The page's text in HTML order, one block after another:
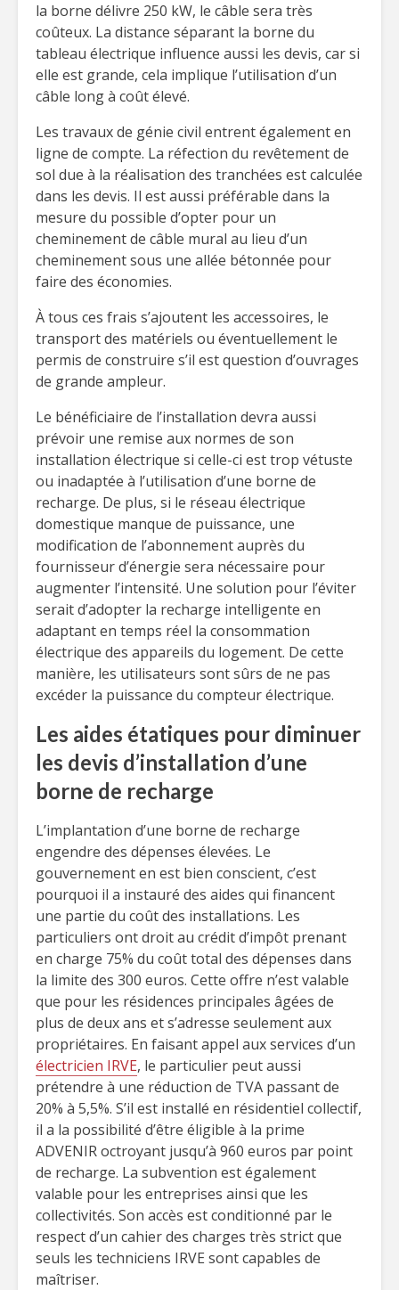
la borne délivre 250 kW, le câble sera très
coûteux. La distance séparant la borne du
tableau électrique influence aussi les devis, car si
elle est grande, cela implique l’utilisation d’un
câble long à coût élevé.
Les travaux de génie civil entrent également en
ligne de compte. La réfection du revêtement de
sol due à la réalisation des tranchées est calculée
dans les devis. Il est aussi préférable dans la
mesure du possible d’opter pour un
cheminement de câble mural au lieu d’un
cheminement sous une allée bétonnée pour
faire des économies.
À tous ces frais s’ajoutent les accessoires, le
transport des matériels ou éventuellement le
permis de construire s’il est question d’ouvrages
de grande ampleur.
Le bénéficiaire de l’installation devra aussi
prévoir une remise aux normes de son
installation électrique si celle-ci est trop vétuste
ou inadaptée à l’utilisation d’une borne de
recharge. De plus, si le réseau électrique
domestique manque de puissance, une
modification de l’abonnement auprès du
fournisseur d’énergie sera nécessaire pour
augmenter l’intensité. Une solution pour l’éviter
serait d’adopter la recharge intelligente en
adaptant en temps réel la consommation
électrique des appareils du logement. De cette
manière, les utilisateurs sont sûrs de ne pas
excéder la puissance du compteur électrique.
Les aides étatiques pour diminuer
les devis d’installation d’une
borne de recharge
L’implantation d’une borne de recharge
engendre des dépenses élevées. Le
gouvernement en est bien conscient, c’est
pourquoi il a instauré des aides qui financent
une partie du coût des installations. Les
particuliers ont droit au crédit d’impôt prenant
en charge 75% du coût total des dépenses dans
la limite des 300 euros. Cette offre n’est valable
que pour les résidences principales âgées de
plus de deux ans et s’adresse seulement aux
propriétaires. En faisant appel aux services d’un
électricien IRVE, le particulier peut aussi
prétendre à une réduction de TVA passant de
20% à 5,5%. S’il est installé en résidentiel collectif,
il a la possibilité d’être éligible à la prime
ADVENIR octroyant jusqu’à 960 euros par point
de recharge. La subvention est également
valable pour les entreprises ainsi que les
collectivités. Son accès est conditionné par le
respect d’un cahier des charges très strict que
seuls les techniciens IRVE sont capables de
maîtriser.